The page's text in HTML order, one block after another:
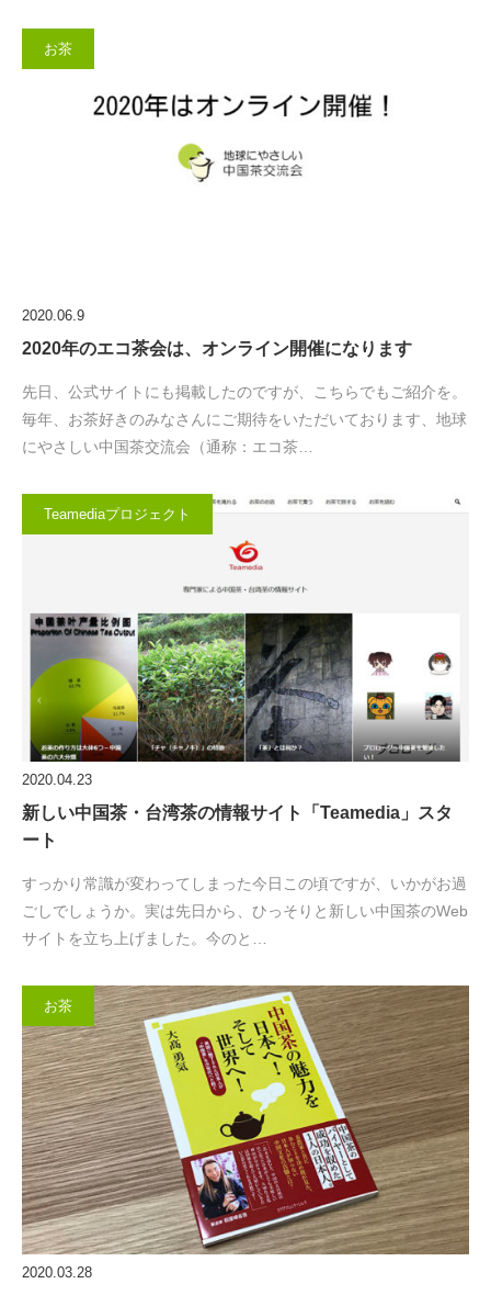
お茶
2020.06.9
2020年のエコ茶会は、オンライン開催になります
先日、公式サイトにも掲載したのですが、こちらでもご紹介を。
毎年、お茶好きのみなさんにご期待をいただいております、地球
にやさしい中国茶交流会（通称：エコ茶…
Teamediaプロジェクト
2020.04.23
新しい中国茶・台湾茶の情報サイト「Teamedia」スタ
ート
すっかり常識が変わってしまった今日この頃ですが、いかがお過
ごしでしょうか。実は先日から、ひっそりと新しい中国茶のWeb
サイトを立ち上げました。今のと…
お茶
2020.03.28